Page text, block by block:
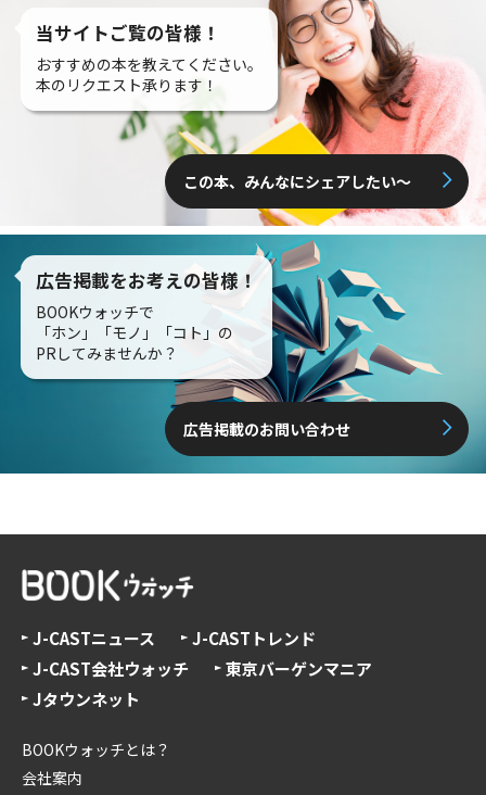
当サイトご覧の皆様！
おすすめの本を教えてください。
本のリクエスト承ります！
この本、みんなにシェアしたい〜
広告掲載をお考えの皆様！
BOOKウォッチで
「ホン」「モノ」「コト」の
PRしてみませんか？
広告掲載のお問い合わせ
J-CASTニュース
J-CASTトレンド
J-CAST会社ウォッチ
東京バーゲンマニア
Jタウンネット
BOOKウォッチとは？
会社案内